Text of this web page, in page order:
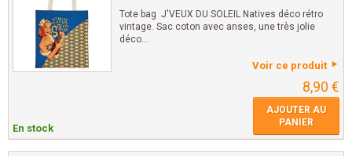
Tote bag J'VEUX DU SOLEIL Natives déco rétro
vintage. Sac coton avec anses, une très jolie
déco...
Voir ce produit
8,90 €
En stock
AJOUTER AU
PANIER